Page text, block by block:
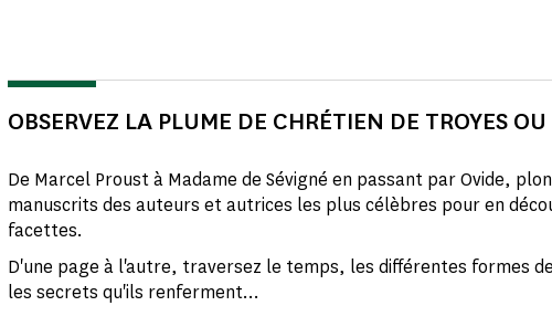
OBSERVEZ LA PLUME DE CHRÉTIEN DE TROYES
De Marcel Proust à Madame de Sévigné en passant par Ovide,
manuscrits des auteurs et autrices les plus célèbres pour en
facettes.
D'une page à l'autre, traversez le temps, les différentes formes
les secrets qu'ils renferment…